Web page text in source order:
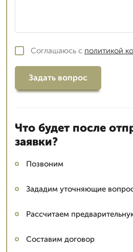
Соглашаюсь с политикой
Задать вопрос
Что будет после
заявки?
Позвоним
Зададим уточняющие
Рассчитаем
Составим договор